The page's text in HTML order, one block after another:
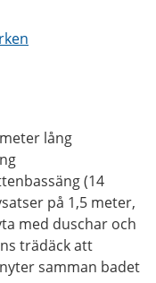
lång
(14
på 1,5 meter,
med duschar och
trädäck att
samman badet